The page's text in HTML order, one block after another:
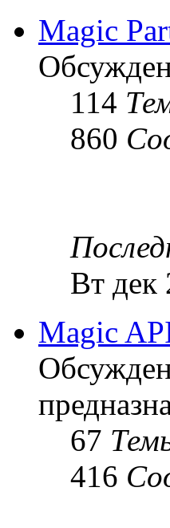
Magic
114
860
Вт дек
Magic
67
416